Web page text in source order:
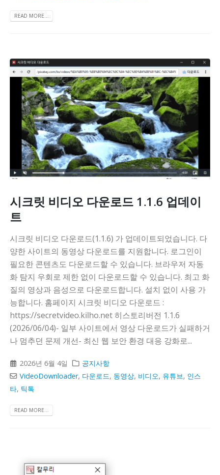
READ MORE...
시크릿 비디오 다운로드 1.1.6 업데이
트
시크릿 비디오 다운로드(1.1.6) 가 업데이트되었습니다. 다
양한 사이트의 동영상 다운로드를 지원합니다. 로그인이
필요한 콘텐츠도 다운로드할 수 있습니다. 브라우저 자동
화 탐지 우회로 제한 없이 다운로드할 수 있습니다. 최고 화
질의 영상과 음성으로 다운로드합니다. 설치 없이 사용 가
능합니다. 홈페이지 시크릿 비디오 다운로드 :
https://secretvideo.kilho.net 히스토리버전 1.1.6
(2026/06/04)- 일부 사이트에서 영상 다운로드가 실패하거
나 멈추던 문제 개선- 최신 웹 보안 환경 대응 강화로...
2026년 6월 4일
공지사항
VideoDownloader, 다운로드, 동영상, 비디오, 유튜브, 인스
타, 틱톡
READ MORE...